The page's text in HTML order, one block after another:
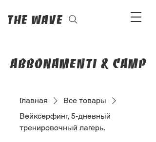
The Wave
abbonamenti & camp
Главная
Все товары
Вейксерфинг, 5-дневный
тренировочный лагерь.